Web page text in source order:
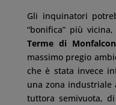
Gli inquinatori
“bonifica” più
Terme di
massimo pregio
che è stata invece
una zona industriale
tuttora semivuota,